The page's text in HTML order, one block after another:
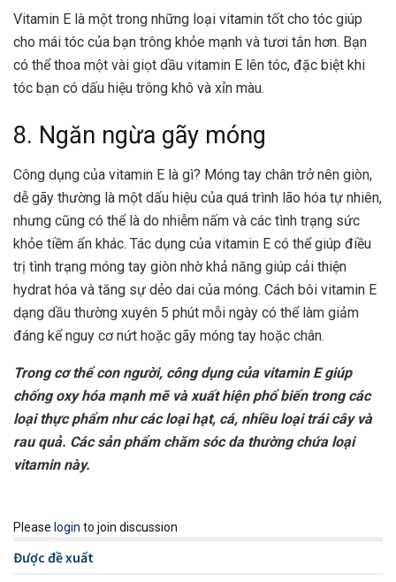
Vitamin E là một trong những loại vitamin tốt cho tóc giúp
cho mái tóc của bạn trông khỏe mạnh và tươi tắn hơn. Bạn
có thể thoa một vài giọt dầu vitamin E lên tóc, đặc biệt khi
tóc bạn có dấu hiệu trông khô và xỉn màu.
8. Ngăn ngừa gãy móng
Công dụng của vitamin E là gì? Móng tay chân trở nên giòn,
dễ gãy thường là một dấu hiệu của quá trình lão hóa tự nhiên,
nhưng cũng có thể là do nhiễm nấm và các tình trạng sức
khỏe tiềm ẩn khác. Tác dụng của vitamin E có thể giúp điều
trị tình trạng móng tay giòn nhờ khả năng giúp cải thiện
hydrat hóa và tăng sự dẻo dai của móng. Cách bôi vitamin E
dạng dầu thường xuyên 5 phút mỗi ngày có thể làm giảm
đáng kể nguy cơ nứt hoặc gãy móng tay hoặc chân.
Trong cơ thể con người, công dụng của vitamin E giúp
chống oxy hóa mạnh mẽ và xuất hiện phổ biến trong các
loại thực phẩm như các loại hạt, cá, nhiều loại trái cây và
rau quả. Các sản phẩm chăm sóc da thường chứa loại
vitamin này.
Please login to join discussion
Được đề xuất